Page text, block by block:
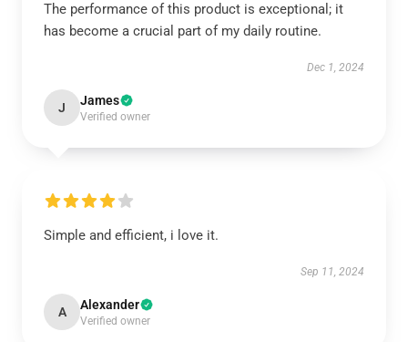
The performance of this product is exceptional; it
has become a crucial part of my daily routine.
Dec 1, 2024
J James
Verified owner
Simple and efficient, i love it.
Sep 11, 2024
A Alexander
Verified owner